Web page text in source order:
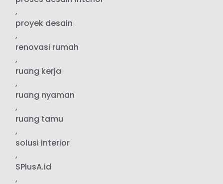
,
proyek desain
,
renovasi rumah
,
ruang kerja
,
ruang nyaman
,
ruang tamu
,
solusi interior
,
SPlusA.id
,